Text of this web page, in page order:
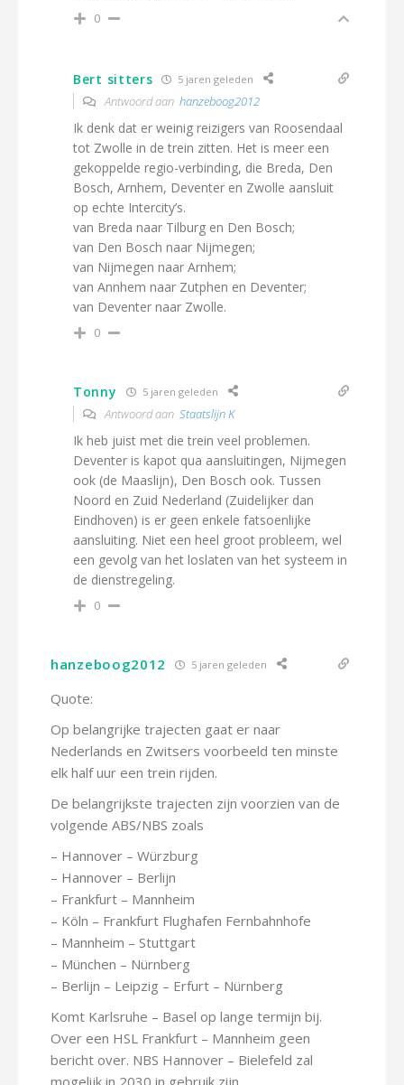
0
Bert sitters 5 jaren geleden
Antwoord aan hanzeboog2012
Ik denk dat er weinig reizigers van Roosendaal
tot Zwolle in de trein zitten. Het is meer een
gekoppelde regio-verbinding, die Breda, Den
Bosch, Arnhem, Deventer en Zwolle aansluit
op echte Intercity’s.
van Breda naar Tilburg en Den Bosch;
van Den Bosch naar Nijmegen;
van Nijmegen naar Arnhem;
van Annhem naar Zutphen en Deventer;
van Deventer naar Zwolle.
0
Tonny 5 jaren geleden
Antwoord aan Staatslijn K
Ik heb juist met die trein veel problemen.
Deventer is kapot qua aansluitingen, Nijmegen
ook (de Maaslijn), Den Bosch ook. Tussen
Noord en Zuid Nederland (Zuidelijker dan
Eindhoven) is er geen enkele fatsoenlijke
aansluiting. Niet een heel groot probleem, wel
een gevolg van het loslaten van het systeem in
de dienstregeling.
0
hanzeboog2012 5 jaren geleden
Quote:
Op belangrijke trajecten gaat er naar
Nederlands en Zwitsers voorbeeld ten minste
elk half uur een trein rijden.
De belangrijkste trajecten zijn voorzien van de
volgende ABS/NBS zoals
– Hannover – Würzburg
– Hannover – Berlijn
– Frankfurt – Mannheim
– Köln – Frankfurt Flughafen Fernbahnhofe
– Mannheim – Stuttgart
– München – Nürnberg
– Berlijn – Leipzig – Erfurt – Nürnberg
Komt Karlsruhe – Basel op lange termijn bij.
Over een HSL Frankfurt – Mannheim geen
bericht over. NBS Hannover – Bielefeld zal